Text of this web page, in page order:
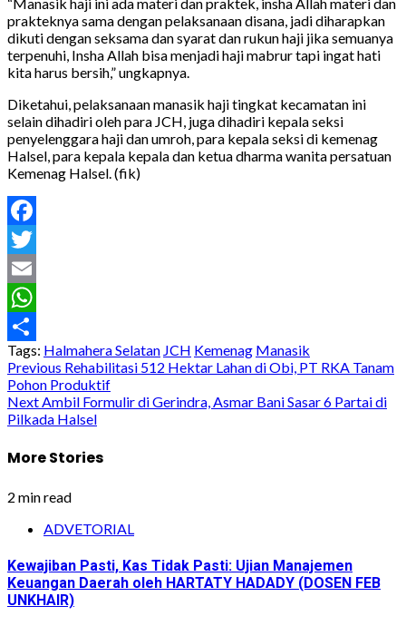
prakteknya sama dengan pelaksanaan disana, jadi diharapkan
dikuti dengan seksama dan syarat dan rukun haji jika semuanya
terpenuhi, Insha Allah bisa menjadi haji mabrur tapi ingat hati
kita harus bersih,” ungkapnya.
Diketahui, pelaksanaan manasik haji tingkat kecamatan ini
selain dihadiri oleh para JCH, juga dihadiri kepala seksi
penyelenggara haji dan umroh, para kepala seksi di kemenag
Halsel, para kepala kepala dan ketua dharma wanita persatuan
Kemenag Halsel. (fik)
Facebook
Twitter
Email
WhatsApp
Share
Tags: Halmahera Selatan JCH Kemenag Manasik
Post
navigation
Previous Rehabilitasi 512 Hektar Lahan di Obi, PT RKA Tanam
Pohon Produktif
NextAmbil Formulir di Gerindra, Asmar Bani Sasar 6 Partai di
Pilkada Halsel
More Stories
2 min read
ADVETORIAL
Kewajiban Pasti, Kas Tidak Pasti: Ujian Manajemen
Keuangan Daerah oleh HARTATY HADADY (DOSEN FEB
UNKHAIR)